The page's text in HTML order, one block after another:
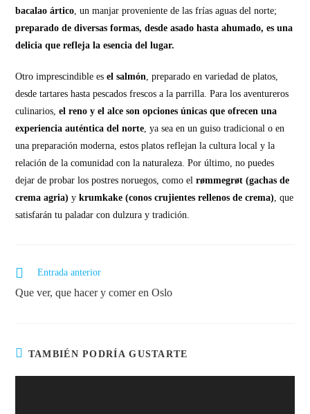
bacalao ártico, un manjar proveniente de las frías aguas del norte;
preparado de diversas formas, desde asado hasta ahumado, es una
delicia que refleja la esencia del lugar.
Otro imprescindible esel salmón, preparado en variedad de platos,
desde tartares hasta pescados frescos a la parrilla. Para los aventureros
culinarios,el reno y el alce son opciones únicas que ofrecen una
experiencia auténtica del norte, ya sea en un guiso tradicional o en
una preparación moderna, estos platos reflejan la cultura local y la
relación de la comunidad con la naturaleza. Por último, no puedes
dejar de probar los postres noruegos, como elrømmegrøt (gachas de
crema agria) ykrumkake (conos crujientes rellenos de crema), que
satisfarán tu paladar con dulzura y tradición.
Entrada anterior
Que ver, que hacer y comer en Oslo
TAMBIÉN PODRÍA GUSTARTE